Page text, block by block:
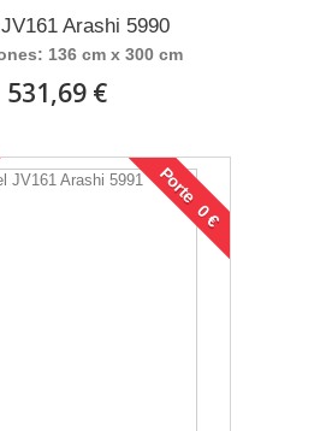
Arashi 5990
136 cm x 300 cm
531,69 €
Porte 0 €